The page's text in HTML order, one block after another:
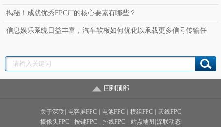
揭秘！成就优秀FPC厂的核心要素有哪些？
信息娱乐系统日益丰富，汽车软板如何优化以承载更多信号传输任
回到顶部
关于深联 电容屏FPC 电池FPC 模组FPC
天线FPC
摄像头FPC
按键FPC 排线FPC 站点地图 深联动态